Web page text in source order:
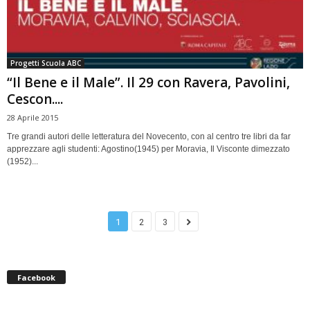
Progetti Scuola ABC
“Il Bene e il Male”. Il 29 con Ravera, Pavolini,
Cescon....
28 Aprile 2015
Tre grandi autori delle letteratura del Novecento, con al centro tre libri da far
apprezzare agli studenti: Agostino(1945) per Moravia, Il Visconte dimezzato
(1952)...
1 2 3
Facebook